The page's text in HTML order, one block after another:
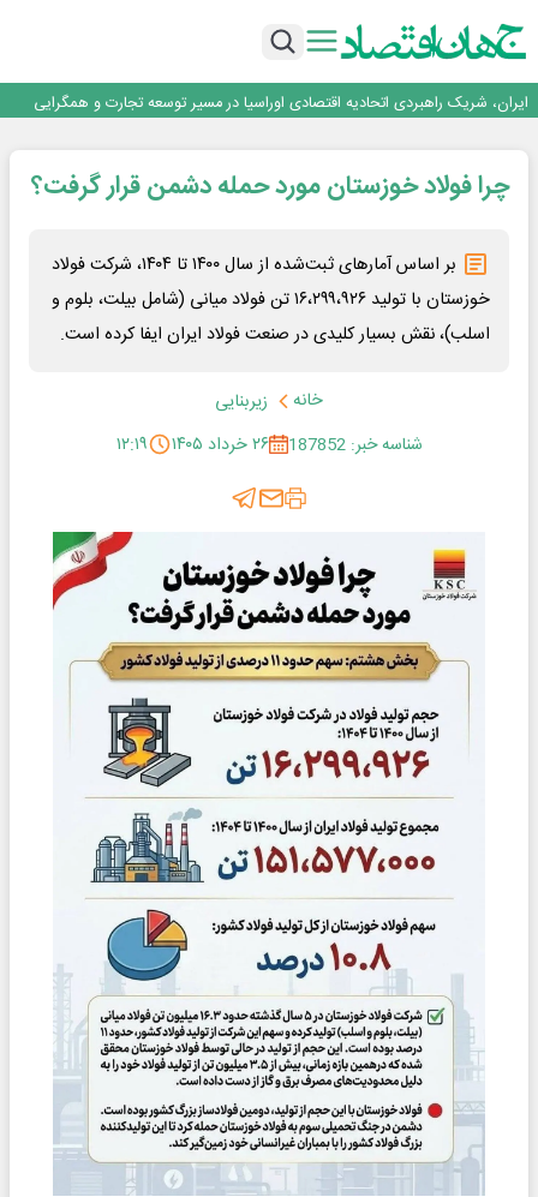
فولاد غدیر نی‌ریز در جمع ۱۰ شرکت برتر بورس کالا
ایران، شریک راهبردی اتحادیه اقتصادی اوراسیا در مسیر توسعه تجارت و همگرایی
منطقه‌ای
توسعه زنجیره صنعت مس با تکیه بر اکتشاف و مدل‌های نوین تأمین مالی
چرا فولاد خوزستان مورد حمله دشمن قرار گرفت؟
بر اساس آمارهای ثبت‌شده از سال ۱۴۰۰ تا ۱۴۰۴، شرکت فولاد
خوزستان با تولید ۱۶،۲۹۹،۹۲۶ تن فولاد میانی (شامل بیلت، بلوم و
اسلب)، نقش بسیار کلیدی در صنعت فولاد ایران ایفا کرده است.
خانه
زیربنایی
شناسه خبر: 187852
۲۶ خرداد ۱۴۰۵ ۱۲:۱۹